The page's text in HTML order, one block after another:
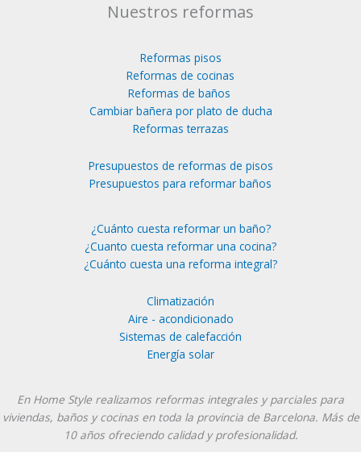
Nuestros reformas
Reformas pisos
Reformas de cocinas
Reformas de baños
Cambiar bañera por plato de ducha
Reformas terrazas
Presupuestos de reformas de pisos
Presupuestos para reformar baños
¿Cuánto cuesta reformar un baño?
¿Cuanto cuesta reformar una cocina?
¿Cuánto cuesta una reforma integral?
Climatización
Aire - acondicionado
Sistemas de calefacción
Energía solar
En Home Style realizamos reformas integrales y parciales para
viviendas, baños y cocinas en toda la provincia de Barcelona. Más de
10 años ofreciendo calidad y profesionalidad.
Instagram
YouTube